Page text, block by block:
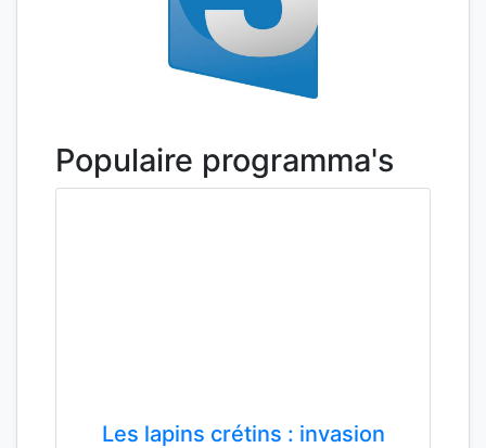
Populaire programma's
Les lapins crétins : invasion